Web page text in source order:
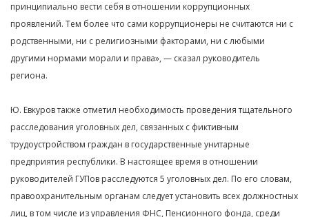
принципиально вести себя в отношении коррупционных
проявлений. Тем более что сами коррупционеры не считаются ни с
родственными, ни с религиозными факторами, ни с любыми
другими нормами морали и права», — сказал руководитель
региона.
Ю. Евкуров также отметил необходимость проведения тщательного
расследования уголовных дел, связанных с фиктивным
трудоустройством граждан в государственные унитарные
предприятия республики. В настоящее время в отношении
руководителей ГУПов расследуются 5 уголовных дел. По его словам,
правоохранительным органам следует установить всех должностных
лиц, в том числе из управления ФНС, Пенсионного фонда, среди